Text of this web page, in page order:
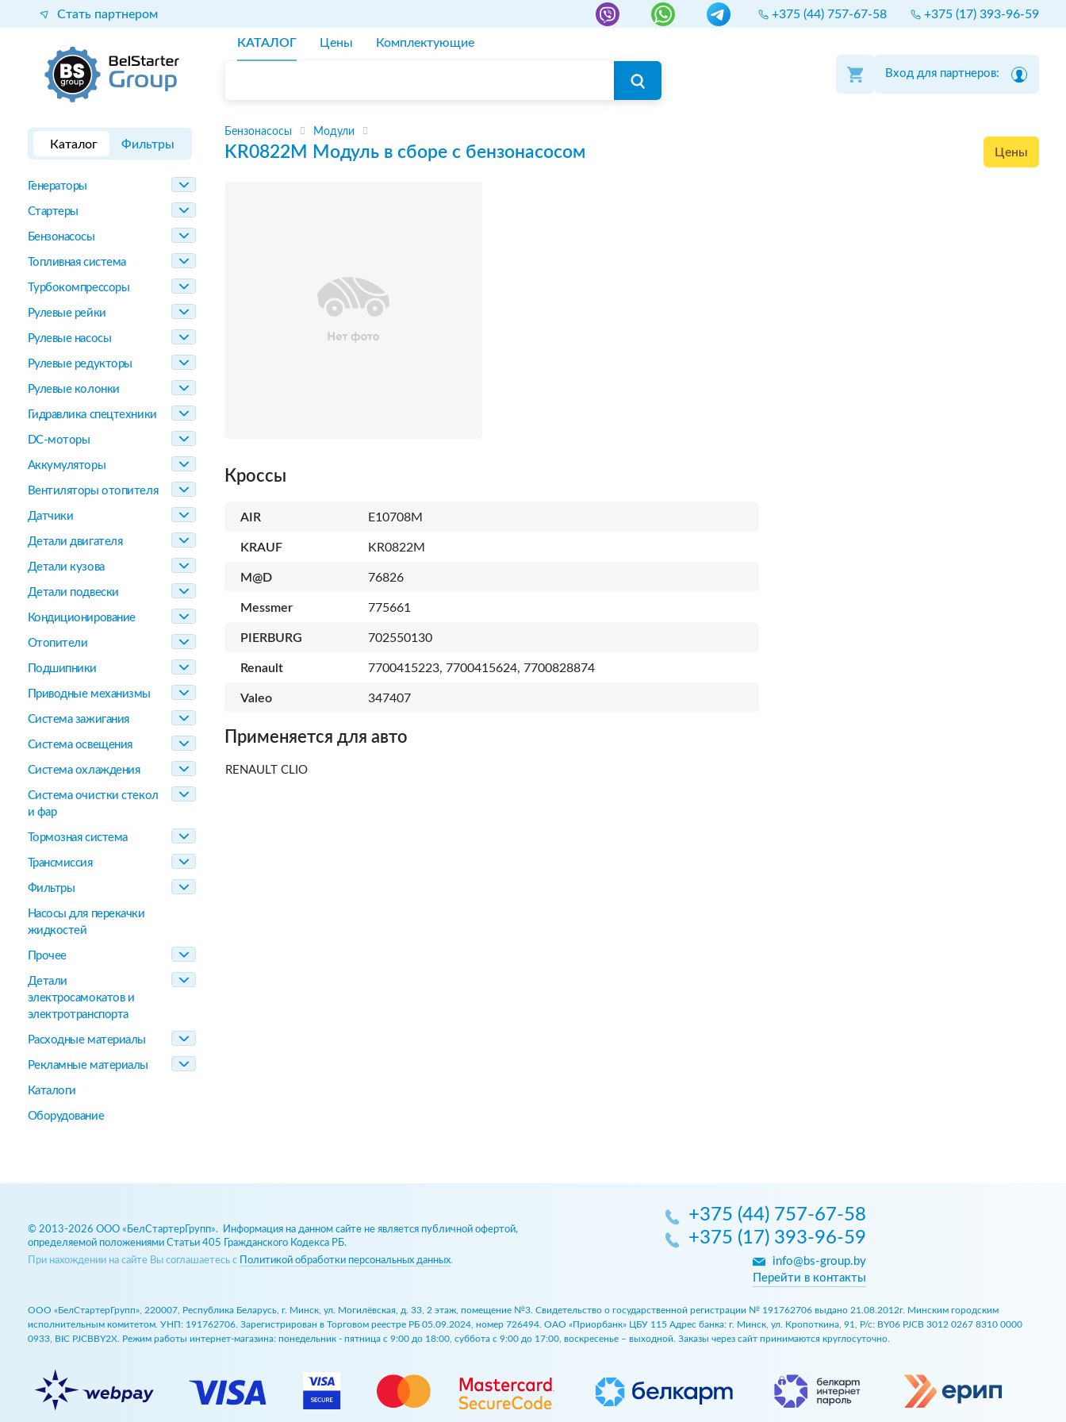
Стать партнером +375 (44) 757-67-58 +375 (17) 393-96-59
КАТАЛОГ Цены Комплектующие
Вход для партнеров:
Каталог Фильтры
Генераторы
Стартеры
Бензонасосы
Топливная система
Турбокомпрессоры
Рулевые рейки
Рулевые насосы
Рулевые редукторы
Рулевые колонки
Гидравлика спецтехники
DC-моторы
Аккумуляторы
Вентиляторы отопителя
Датчики
Детали двигателя
Детали кузова
Детали подвески
Кондиционирование
Отопители
Подшипники
Приводные механизмы
Система зажигания
Система освещения
Система охлаждения
Система очистки стекол
и фар
Тормозная система
Трансмиссия
Фильтры
Насосы для перекачки
жидкостей
Прочее
Детали
электросамокатов и
электротранспорта
Расходные материалы
Рекламные материалы
Каталоги
Оборудование
Бензонасосы Модули
KR0822M Модуль в сборе с бензонасосом Цены
Кроссы
AIR E10708M
KRAUF KR0822M
M@D 76826
Messmer 775661
PIERBURG 702550130
Renault 7700415223, 7700415624, 7700828874
Valeo 347407
Применяется для авто
RENAULT CLIO
© 2013-2026 ООО «БелСтартерГрупп». Информация на данном сайте не является публичной офертой,
определяемой положениями Статьи 405 Гражданского Кодекса РБ.
При нахождении на сайте Вы соглашаетесь с
Политикой обработки персональных данных.
+375 (44) 757-67-58
+375 (17) 393-96-59
info@bs-group.by
Перейти в контакты
ООО «БелСтартерГрупп», 220007, Республика Беларусь, г. Минск, ул. Могилёвская, д. 33, 2 этаж, помещение №3. Свидетельство о государственной регистрации № 191762706 выдано 21.08.2012г. Минским городским
исполнительным комитетом. УНП: 191762706. Зарегистрирован в Торговом реестре РБ 05.09.2024, номер 726494. ОАО «Приорбанк» ЦБУ 115 Адрес банка: г. Минск, ул. Кропоткина, 91, Р/с: BY06 PJCB 3012 0267 8310 0000
0933, BIC PJCBBY2X. Режим работы интернет-магазина: понедельник - пятница с 9:00 до 18:00, суббота с 9:00 до 17:00, воскресенье – выходной. Заказы через сайт принимаются круглосуточно.